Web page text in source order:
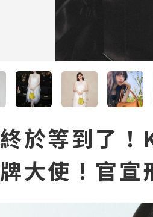
終於等到了
牌大使！官宣